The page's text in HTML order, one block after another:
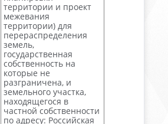
территории и проект
межевания
территории) для
перераспределения
земель,
государственная
собственность на
которые не
разграничена, и
земельного участка,
находящегося в
частной собственности
по адресу: Российская